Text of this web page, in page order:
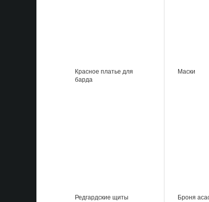
Красное платье для
барда
Маски
Редгардские щиты Броня